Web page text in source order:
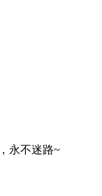
永不迷路~